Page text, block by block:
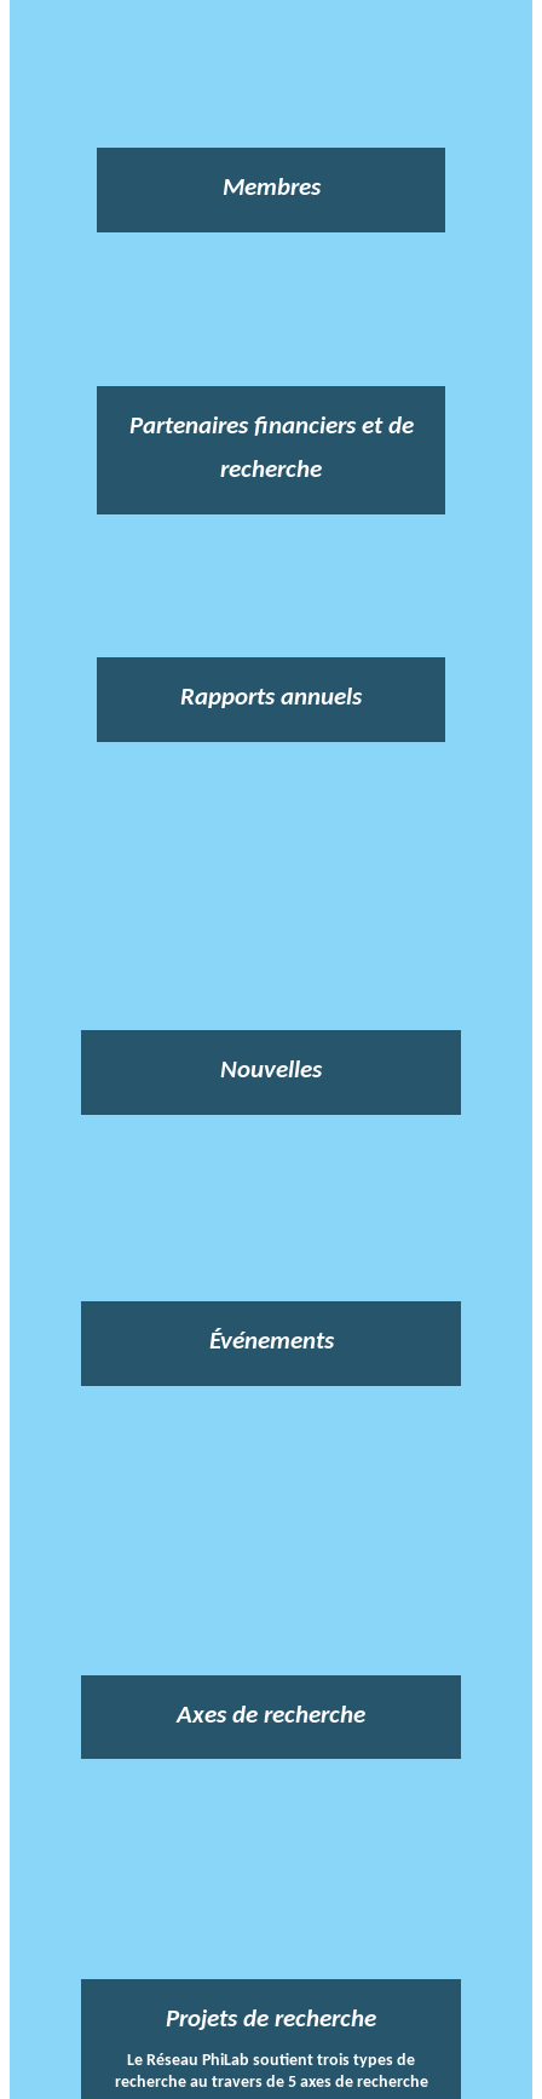
Membres
Partenaires financiers et de
recherche
Rapports annuels
Nouvelles
Événements
Axes de recherche
Projets de recherche
Le Réseau PhiLab soutient trois types de
recherche au travers de 5 axes de recherche